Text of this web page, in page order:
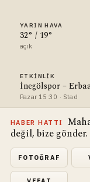
YARIN HAVA
32° / 19°
açık
ETKINLIK
İnegölspor –
Pazar 15:30 · Stad
HABER HATTI
değil, bize gönder.
FOTOĞRAF